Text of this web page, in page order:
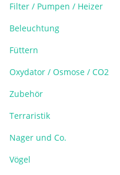
Filter / Pumpen / Heizer
Beleuchtung
Füttern
Oxydator / Osmose / CO2
Zubehör
Terraristik
Nager und Co.
Vögel